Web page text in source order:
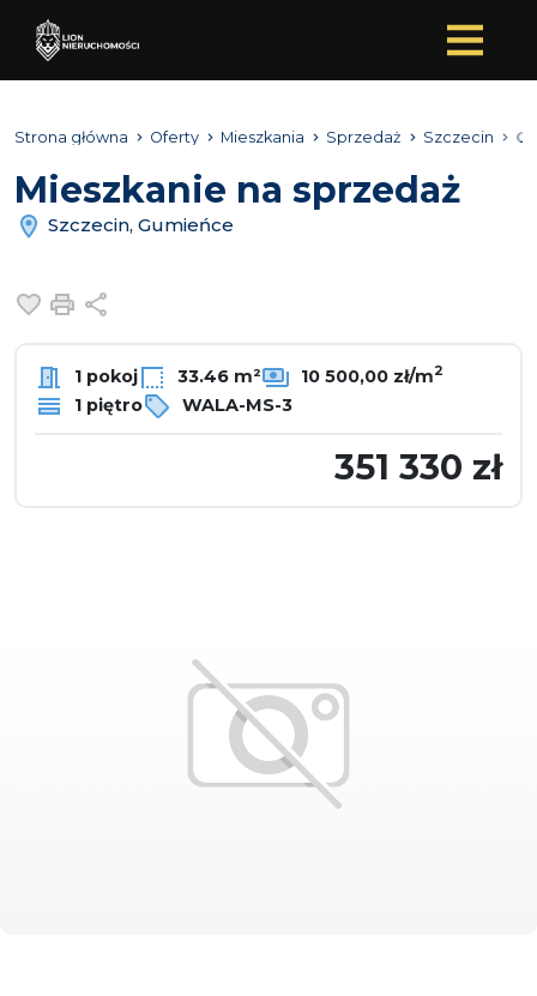
Strona główna Oferty Mieszkania Sprzedaż Szczecin
Mieszkanie na sprzedaż
Szczecin, Gumieńce
Dodaj do ulubionych
Drukuj
1 pokoj 33.46 m² 10 500,00 zł/m2
1 piętro WALA-MS-3
351 330 zł